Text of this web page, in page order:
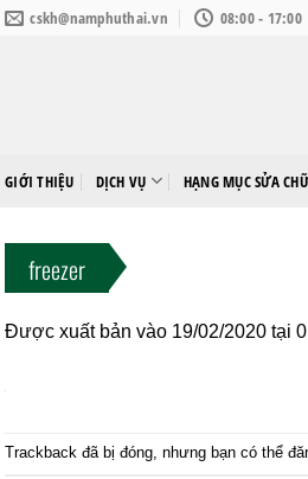
cskh@namphuthai.vn 08:00 - 17:00
GIỚI THIỆU DỊCH VỤ HẠNG MỤC SỬA
freezer
Được xuất bản vào 19/02/2020 tại
Trackback đã bị đóng, nhưng bạn có thể